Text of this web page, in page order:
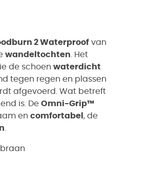
2 Waterproof van
wandeltochten . Het
de schoen waterdicht
tegen regen en plassen
afgevoerd. Wat betreft
is. De Omni-Grip™
en comfortabel , de